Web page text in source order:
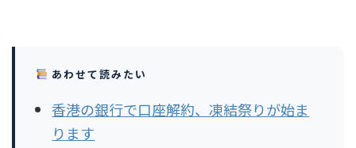
あわせて読みたい
香港の銀行で口座解約、凍結祭りが始ま
ります